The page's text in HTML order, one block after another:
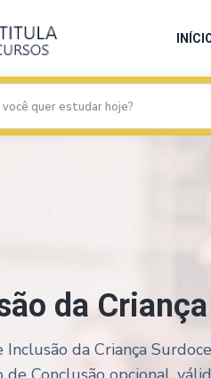
da
Inclusão da Criança